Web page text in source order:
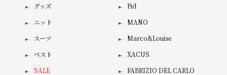
グッズ
ニット
スーツ
ベスト
SALE
Pid
MANO
Marco&Louise
XACUS
FABRIZIO DEL CARLO